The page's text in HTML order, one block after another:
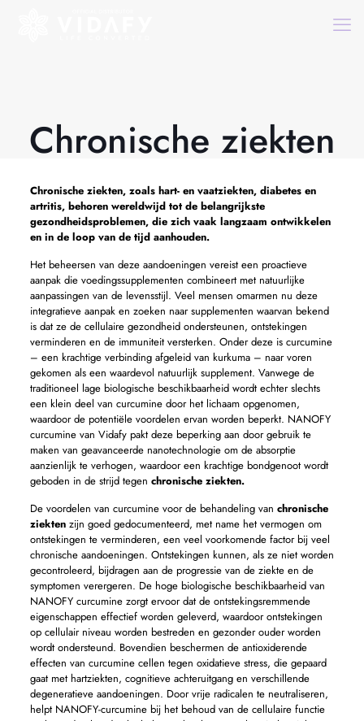
Chronische ziekten
Chronische ziekten,zoals hart- en vaatziekten, diabetes en
artritis, behoren wereldwijd tot de belangrijkste
gezondheidsproblemen, die zich vaak langzaam ontwikkelen
en in de loop van de tijd aanhouden.
Het beheersen van deze aandoeningen vereist een proactieve
aanpak die voedingssupplementen combineert met natuurlijke
aanpassingen van de levensstijl. Veel mensen omarmen nu deze
integratieve aanpak en zoeken naar supplementen waarvan bekend
is dat ze de cellulaire gezondheid ondersteunen, ontstekingen
verminderen en de immuniteit versterken. Onder deze is curcumine
– een krachtige verbinding afgeleid van kurkuma – naar voren
gekomen als een waardevol natuurlijk supplement. Vanwege de
traditioneel lage biologische beschikbaarheid wordt echter slechts
een klein deel van curcumine door het lichaam opgenomen,
waardoor de potentiële voordelen ervan worden beperkt. NANOFY
curcumine van Vidafy pakt deze beperking aan door gebruik te
maken van geavanceerde nanotechnologie om de absorptie
aanzienlijk te verhogen, waardoor een krachtige bondgenoot wordt
geboden in de strijd tegen chronische ziekten.
De voordelen van curcumine voor de behandeling van chronische
ziektenzijn goed gedocumenteerd, met name het vermogen om
ontstekingen te verminderen, een veel voorkomende factor bij veel
chronische aandoeningen. Ontstekingen kunnen, als ze niet worden
gecontroleerd, bijdragen aan de progressie van de ziekte en de
symptomen verergeren. De hoge biologische beschikbaarheid van
NANOFY curcumine zorgt ervoor dat de ontstekingsremmende
eigenschappen effectief worden geleverd, waardoor ontstekingen
op cellulair niveau worden bestreden en gezonder ouder worden
wordt ondersteund. Bovendien beschermen de antioxiderende
effecten van curcumine cellen tegen oxidatieve stress, die gepaard
gaat met hartziekten, cognitieve achteruitgang en verschillende
degeneratieve aandoeningen. Door vrije radicalen te neutraliseren,
helpt NANOFY-curcumine bij het behoud van de cellulaire functie